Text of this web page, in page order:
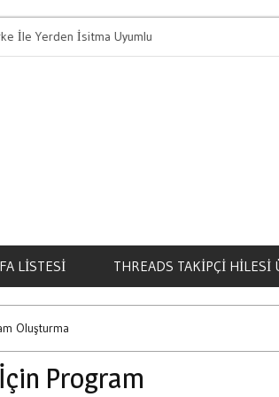
Yerden İsitma Uyumlu Mu
LISTESI THREADS TAKIPÇI HILESI
Oluşturma
Program